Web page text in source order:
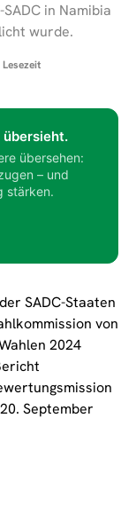
in Namibia
wurde.
übersehen:
– und
stärken.
SADC-Staaten
von
2024
September